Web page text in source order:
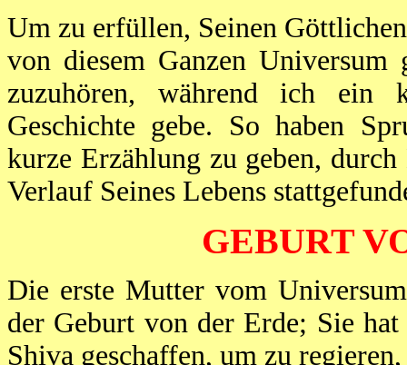
Um zu erfüllen, Seinen
von diesem Ganzen
zuzuhören, während ich ein
Geschichte gebe. So haben
kurze Erzählung zu geben,
Verlauf Seines Lebens
GEBURT
Die erste Mutter vom
der Geburt von der Erde; Sie
Shiva geschaffen, um zu